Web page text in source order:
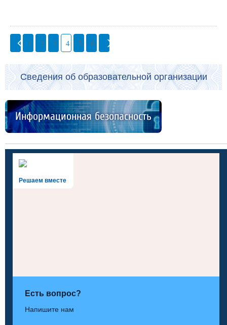
1 2 3 4 5 6
Сведения об образовательной организации
Информационная безопасность
Решаем вместе
Есть вопрос?
Напишите нам